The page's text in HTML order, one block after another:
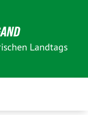
Landtags